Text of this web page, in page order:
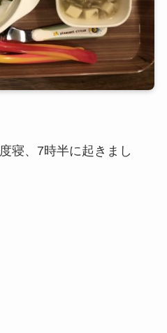
寝、7時半に起きまし